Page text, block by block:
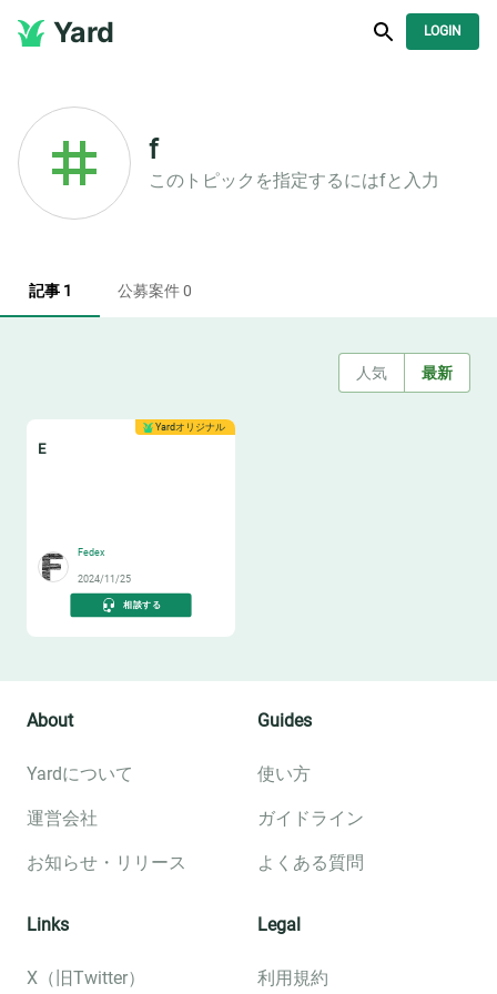
Yard LOGIN
f
このトピックを指定するにはfと入力
記事 1 公募案件 0
人気 最新
Yardオリジナル
E
Fedex
2024/11/25
相談する
About
Yardについて
運営会社
お知らせ・リリース
Guides
使い方
ガイドライン
よくある質問
Links
X（旧Twitter）
Legal
利用規約